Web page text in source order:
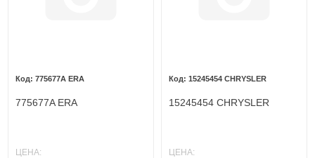
775677A ERA
775677A ERA
ЦЕНА:
15245454 CHRYSLER
15245454 CHRYSLER
ЦЕНА: